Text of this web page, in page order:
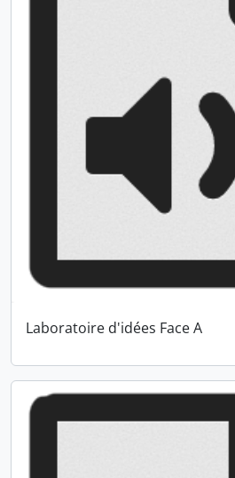
Laboratoire d'idées Face A